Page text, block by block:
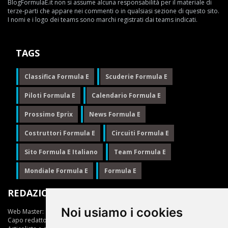
Noi usiamo i cookies
BlogFormulaE.it non si assume alcuna responsabilità per il materiale di
terze-parti che appare nei commenti o in qualsiasi sezione di questo sito.
I nomi e i logo dei teams sono marchi registrati dai teams indicati.
TAGS
Classifica Formula E Scuderie Formula E
Piloti Formula E Calendario Formula E
Prossimo Eprix News Formula E
Costruttori Formula E Circuiti Formula E
Sito Formula E Italiano Team Formula E
Mondiale Formula E Formula E
REDAZIONE
Web Master:
Ing.Daniele Muscarella
Capo redattore:
Giuseppe Cianci